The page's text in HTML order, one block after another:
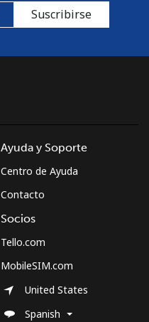
Suscribirse
Ayuda y Soporte
Centro de Ayuda
Contacto
Socios
Tello.com
MobileSIM.com
United States
Spanish